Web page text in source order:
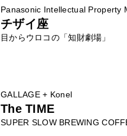
Panasonic Intellectual Property
チザイ座
目からウロコの「知財劇場」
GALLAGE + Konel
The TIME
SUPER SLOW BREWING